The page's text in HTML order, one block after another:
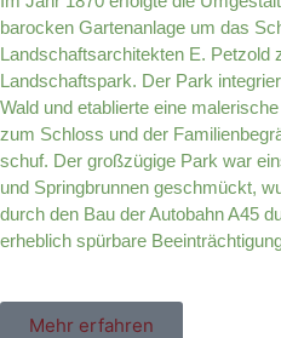
barocken Gartenanlage um das
Landschaftsarchitekten E. Petzold
Landschaftspark. Der Park
Wald und etablierte eine
zum Schloss und der
schuf. Der großzügige Park war
und Springbrunnen geschmückt,
durch den Bau der Autobahn A45
erheblich spürbare
Mehr erfahren